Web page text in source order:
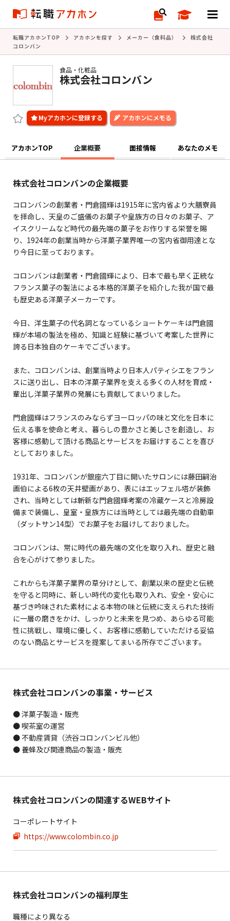
転職アカホンTOP アカホンを探す メーカー（食料品）
株式会社
コロンバン
食品・化粧品
株式会社コロンバン
アカホンにメモる
アカホンTOP 企業概要 面接情報 あなたのメモ
株式会社コロンバンの企業概要
コロンバンの創業者・門倉國輝は1915年に宮内省より大膳寮員
を拝命し、天皇のご盛儀のお菓子や皇族方の日々のお菓子、ア
イスクリームなど時代の最先端の菓子をお作りする栄誉を賜
り、1924年の創業当時から洋菓子業界唯一の宮内省御用達とな
り今日に至っております。
コロンバンは創業者・門倉國輝により、日本で最も早く正統な
フランス菓子の製法による本格的洋菓子を紹介した我が国で最
も歴史ある洋菓子メーカーです。
今日、洋生菓子の代名詞となっているショートケーキは門倉國
輝が本場の製法を極め、知識と経験に基づいて考案した世界に
誇る日本独自のケーキでございます。
また、コロンバンは、創業当時より日本人パティシエをフラン
スに送り出し、日本の洋菓子業界を支える多くの人材を育成・
輩出し洋菓子業界の発展にも貢献してまいりました。
門倉國輝はフランスのみならずヨーロッパの味と文化を日本に
伝える事を使命と考え、暮らしの豊かさと美しさを創造し、お
客様に感動して頂ける商品とサービスをお届けすることを喜び
としておりました。
1931年、コロンバンが銀座六丁目に開いたサロンには藤田嗣治
画伯による6枚の天井壁画があり、表にはエッフェル塔が装飾
され、当時としては斬新な門倉國輝考案の冷蔵ケースと冷房設
備まで装備し、皇室・皇族方には当時としては最先端の自動車
（ダットサン14型）でお菓子をお届けしておりました。
コロンバンは、常に時代の最先端の文化を取り入れ、歴史と融
合を心がけて参りました。
これからも洋菓子業界の草分けとして、創業以来の歴史と伝統
を守ると同時に、新しい時代の変化も取り入れ、安全・安心に
基づき吟味された素材による本物の味と伝統に支えられた技術
に一層の磨きをかけ、しっかりと未来を見つめ、あらゆる可能
性に挑戦し、環境に優しく、お客様に感動していただける妥協
のない商品とサービスを提案してまいる所存でございます。
株式会社コロンバンの事業・サービス
● 洋菓子製造・販売
● 喫茶室の運営
● 不動産賃貸（渋谷コロンバンビル他）
● 養蜂及び関連商品の製造・販売
株式会社コロンバンの関連するWEBサイト
コーポレートサイト
https://www.colombin.co.jp
株式会社コロンバンの福利厚生
職種により異なる